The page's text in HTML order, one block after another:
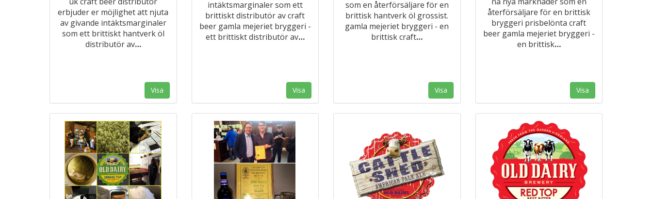
erbjuder er möjlighet att njuta
av givande intäktsmarginaler
som ett brittiskt hantverk öl
distributör av…
Visa
intäktsmarginaler som ett
brittiskt distributör av craft
beer gamla mejeriet bryggeri -
ett brittiskt distributör av…
Visa
som en återförsäljare för en
brittisk hantverk öl grossist.
gamla mejeriet bryggeri - en
brittisk craft…
Visa
återförsäljare för en brittisk
bryggeri prisbelönta craft
beer gamla mejeriet bryggeri -
en brittisk…
Visa